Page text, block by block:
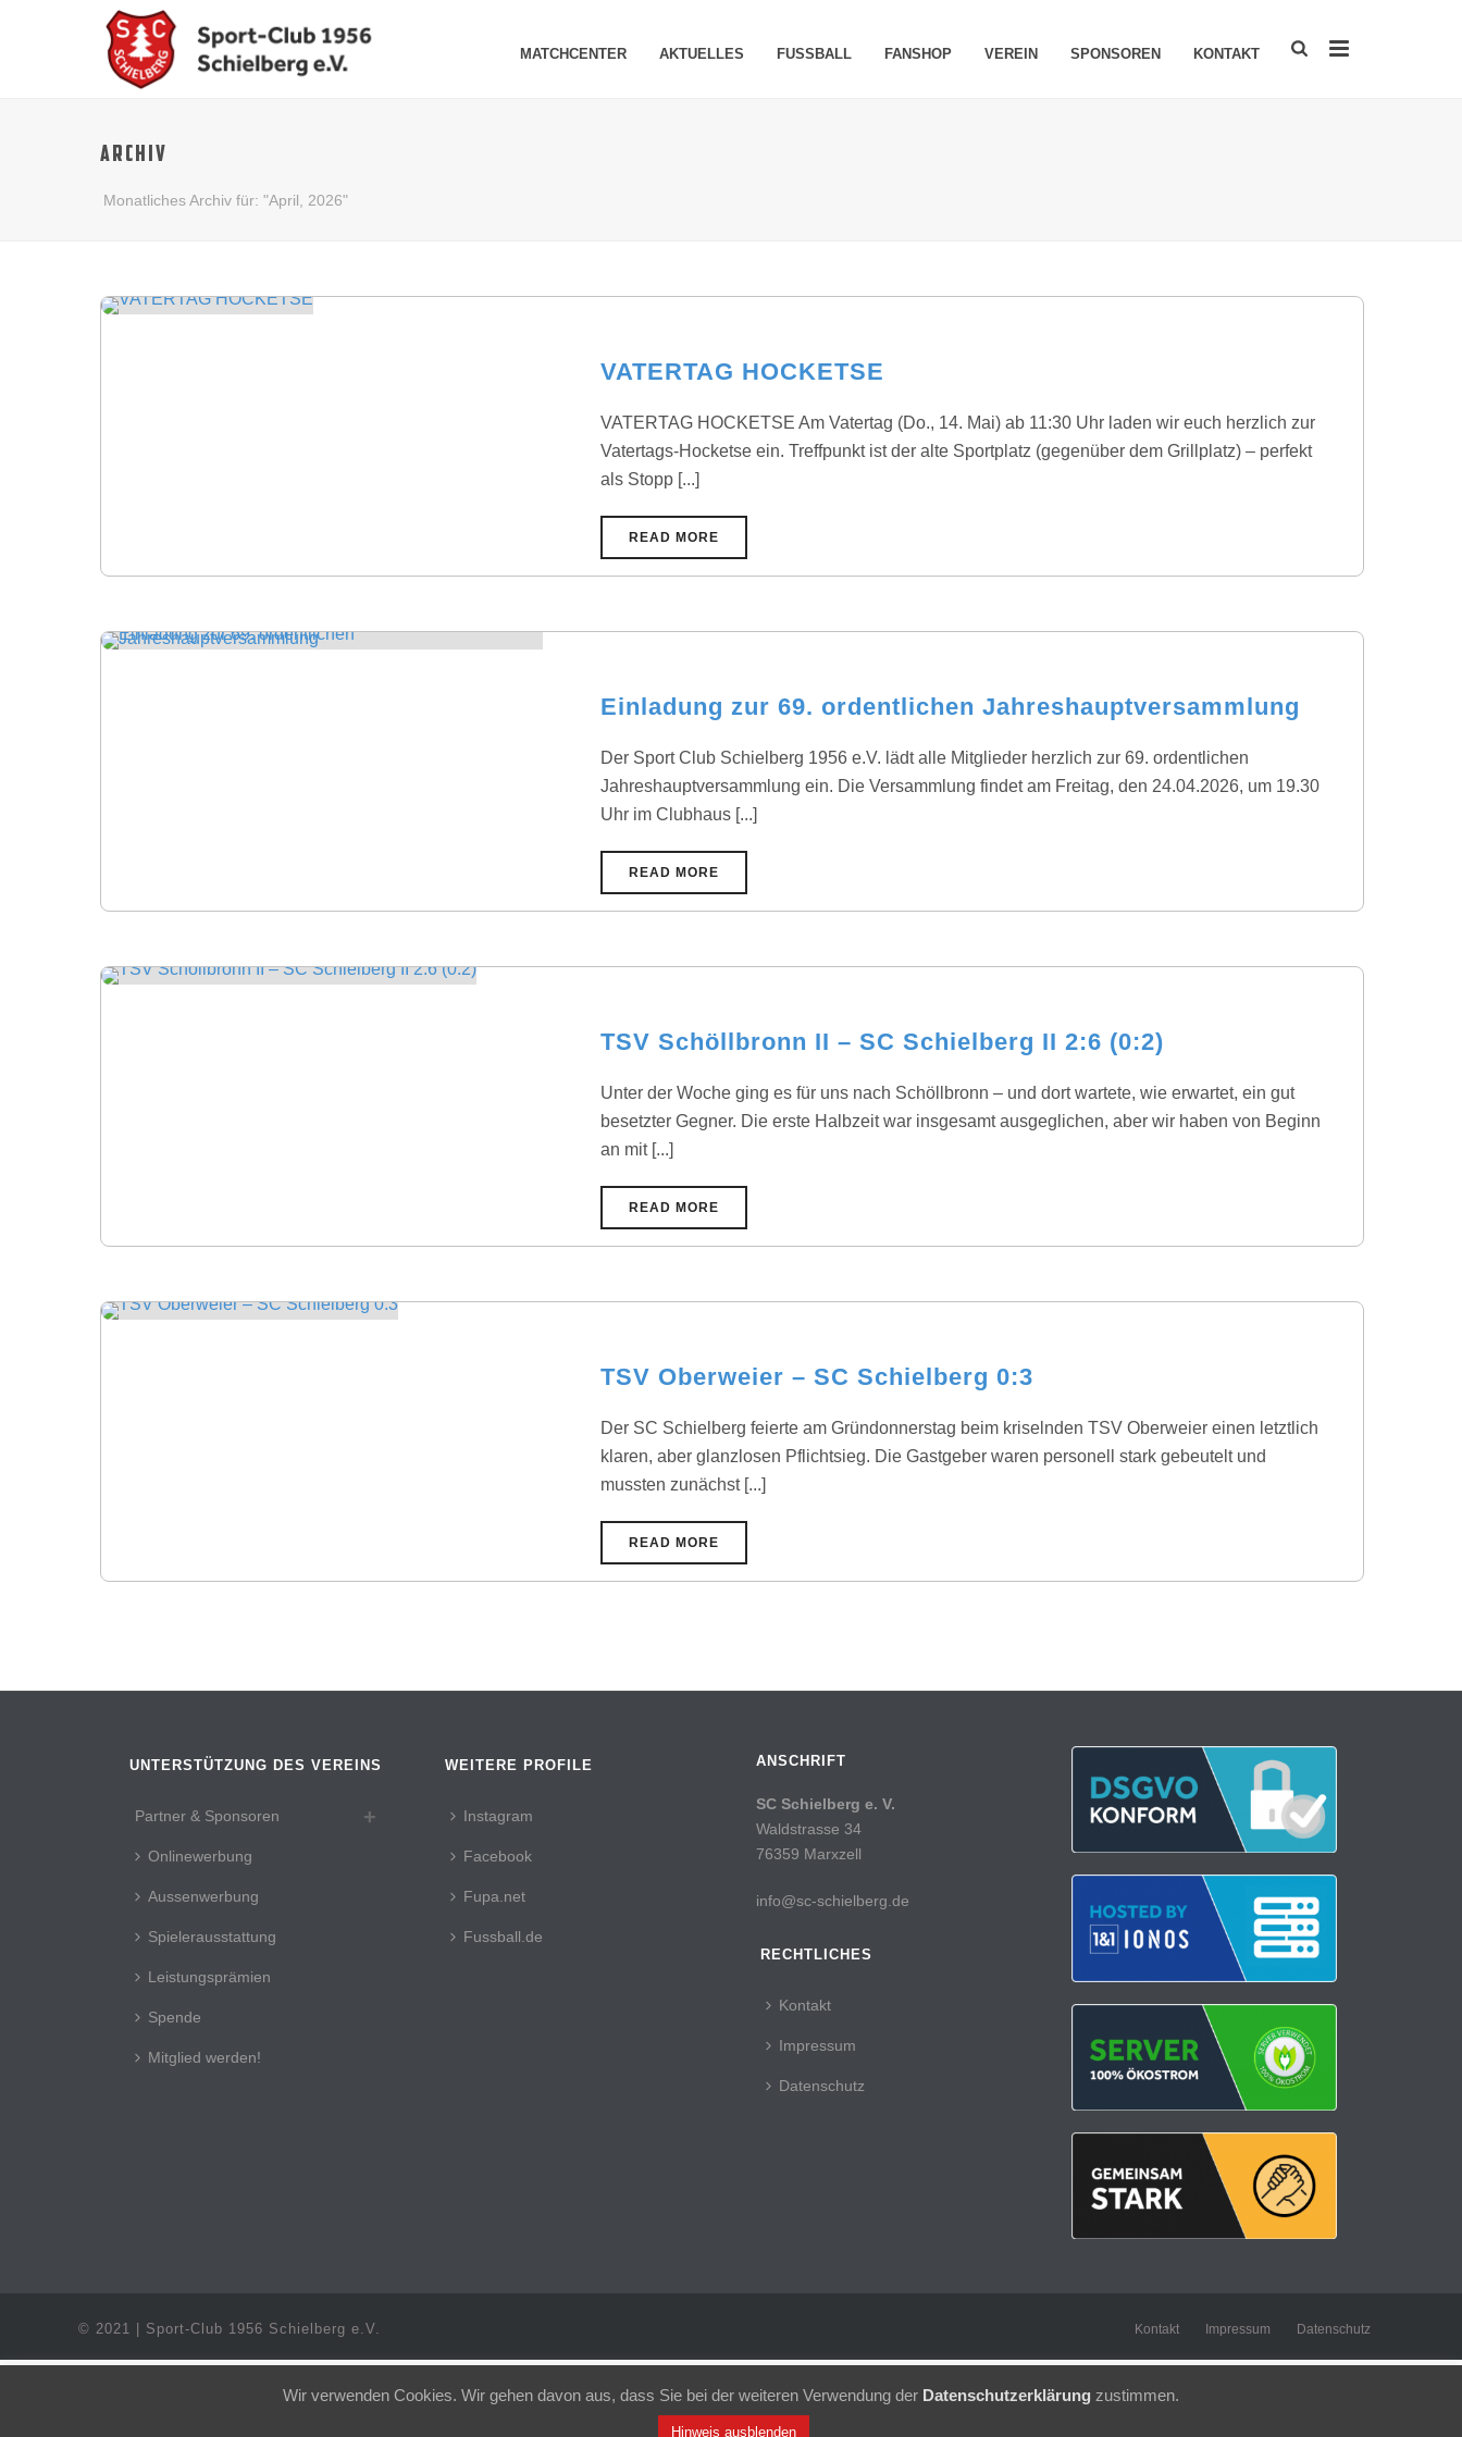
MATCHCENTER AKTUELLES FUSSBALL FANSHOP VEREIN SPONSOREN KONTAKT
ARCHIV
Monatliches Archiv für: "April, 2026"
VATERTAG HOCKETSE
VATERTAG HOCKETSE Am Vatertag (Do., 14. Mai) ab 11:30 Uhr laden wir euch herzlich zur
Vatertags-Hocketse ein. Treffpunkt ist der alte Sportplatz (gegenüber dem Grillplatz) – perfekt
als Stopp [...]
READ MORE
Einladung zur 69. ordentlichen Jahreshauptversammlung
Der Sport Club Schielberg 1956 e.V. lädt alle Mitglieder herzlich zur 69. ordentlichen
Jahreshauptversammlung ein. Die Versammlung findet am Freitag, den 24.04.2026, um 19.30
Uhr im Clubhaus [...]
READ MORE
TSV Schöllbronn II – SC Schielberg II 2:6 (0:2)
Unter der Woche ging es für uns nach Schöllbronn – und dort wartete, wie erwartet, ein gut
besetzter Gegner. Die erste Halbzeit war insgesamt ausgeglichen, aber wir haben von Beginn
an mit [...]
READ MORE
TSV Oberweier – SC Schielberg 0:3
Der SC Schielberg feierte am Gründonnerstag beim kriselnden TSV Oberweier einen letztlich
klaren, aber glanzlosen Pflichtsieg. Die Gastgeber waren personell stark gebeutelt und
mussten zunächst [...]
READ MORE
UNTERSTÜTZUNG DES VEREINS
Partner & Sponsoren
Onlinewerbung
Aussenwerbung
Spielerausstattung
Leistungsprämien
Spende
Mitglied werden!
WEITERE PROFILE
Instagram
Facebook
Fupa.net
Fussball.de
ANSCHRIFT
SC Schielberg e. V.
Waldstrasse 34
76359 Marxzell
info@sc-schielberg.de
RECHTLICHES
Kontakt
Impressum
Datenschutz
© 2021 | Sport-Club 1956 Schielberg e.V. Kontakt Impressum Datenschutz
Wir verwenden Cookies. Wir gehen davon aus, dass Sie bei der weiteren Verwendung der Datenschutzerklärung zustimmen.
Hinweis ausblenden